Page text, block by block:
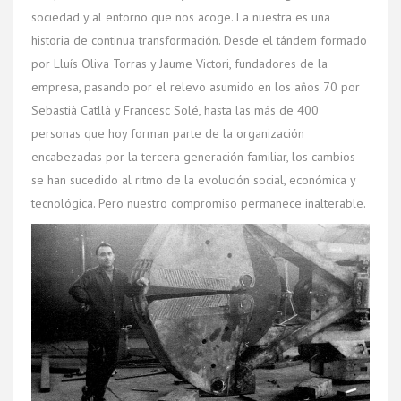
sociedad y al entorno que nos acoge. La nuestra es una
historia de continua transformación. Desde el tándem formado
por Lluís Oliva Torras y Jaume Victori, fundadores de la
empresa, pasando por el relevo asumido en los años 70 por
Sebastià Catllà y Francesc Solé, hasta las más de 400
personas que hoy forman parte de la organización
encabezadas por la tercera generación familiar, los cambios
se han sucedido al ritmo de la evolución social, económica y
tecnológica. Pero nuestro compromiso permanece inalterable.